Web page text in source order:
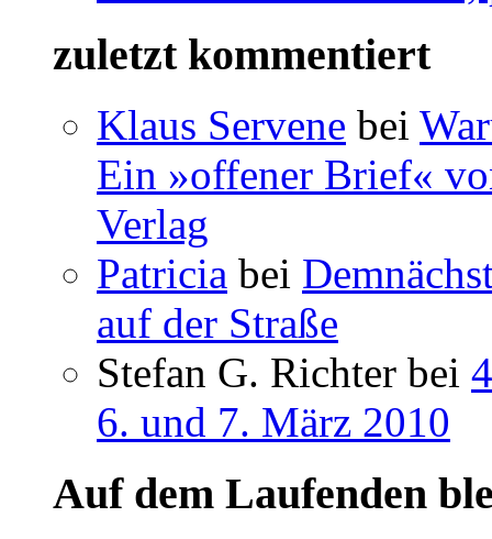
zuletzt kommentiert
Klaus Servene bei
Ein »offener Brief«
Verlag
Patricia bei
auf der Straße
Stefan G. Richter bei
6. und 7. März 2010
Auf dem Laufenden